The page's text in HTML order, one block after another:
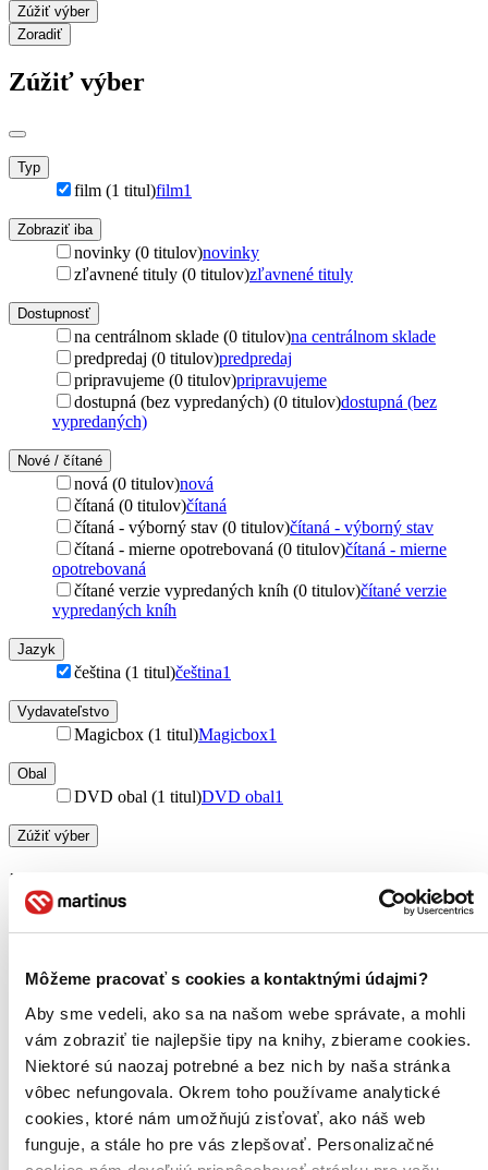
Môžeme pracovať s cookies a kontaktnými údajmi?
Aby sme vedeli, ako sa na našom webe správate, a mohli
vám zobraziť tie najlepšie tipy na knihy, zbierame cookies.
Niektoré sú naozaj potrebné a bez nich by naša stránka
vôbec nefungovala. Okrem toho používame analytické
cookies, ktoré nám umožňujú zisťovať, ako náš web
funguje, a stále ho pre vás zlepšovať. Personalizačné
Zúžiť výber
Zoradiť
Zúžiť výber
Typ
film (1 titul)film1
Zobraziť iba
novinky (0 titulov)novinky
zľavnené tituly (0 titulov)zľavnené tituly
Dostupnosť
na centrálnom sklade (0 titulov)na centrálnom sklade
predpredaj (0 titulov)predpredaj
pripravujeme (0 titulov)pripravujeme
dostupná (bez vypredaných) (0 titulov)dostupná (bez
vypredaných)
Nové / čítané
nová (0 titulov)nová
čítaná (0 titulov)čítaná
čítaná - výborný stav (0 titulov)čítaná - výborný stav
čítaná - mierne opotrebovaná (0 titulov)čítaná - mierne
opotrebovaná
čítané verzie vypredaných kníh (0 titulov)čítané verzie
vypredaných kníh
Jazyk
čeština (1 titul)čeština1
Vydavateľstvo
Magicbox (1 titul)Magicbox1
Obal
DVD obal (1 titul)DVD obal1
Zúžiť výber
Zoradiť
Bestsellery
Top hodnotené
Novinky
Najdrahšie
Najlacnejšie
Najvyššia zľava
Použité filtre
Zrušiť filtre